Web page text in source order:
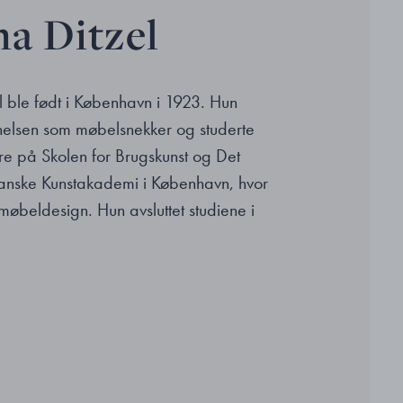
Ditzel
født i København i 1923. Hun
som møbelsnekker og studerte
på Skolen for Brugskunst og Det
Kunstakademi i København, hvor
Hun avsluttet studiene i